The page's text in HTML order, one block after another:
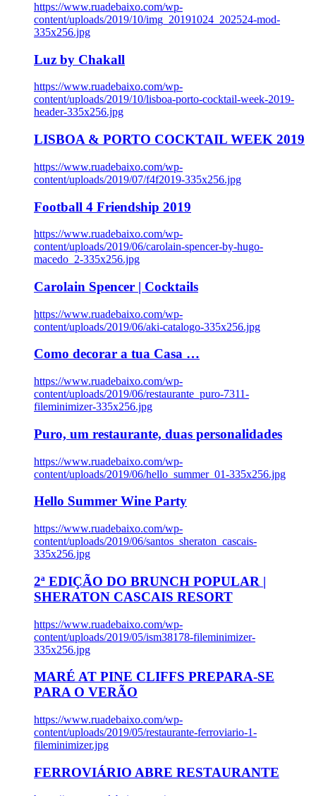
https://www.ruadebaixo.com/wp-
content/uploads/2019/10/img_20191024_202524-mod-
335x256.jpg
Luz by Chakall
https://www.ruadebaixo.com/wp-
content/uploads/2019/10/lisboa-porto-cocktail-week-2019-
header-335x256.jpg
LISBOA & PORTO COCKTAIL WEEK 2019
https://www.ruadebaixo.com/wp-
content/uploads/2019/07/f4f2019-335x256.jpg
Football 4 Friendship 2019
https://www.ruadebaixo.com/wp-
content/uploads/2019/06/carolain-spencer-by-hugo-
macedo_2-335x256.jpg
Carolain Spencer | Cocktails
https://www.ruadebaixo.com/wp-
content/uploads/2019/06/aki-catalogo-335x256.jpg
Como decorar a tua Casa …
https://www.ruadebaixo.com/wp-
content/uploads/2019/06/restaurante_puro-7311-
fileminimizer-335x256.jpg
Puro, um restaurante, duas personalidades
https://www.ruadebaixo.com/wp-
content/uploads/2019/06/hello_summer_01-335x256.jpg
Hello Summer Wine Party
https://www.ruadebaixo.com/wp-
content/uploads/2019/06/santos_sheraton_cascais-
335x256.jpg
2ª EDIÇÃO DO BRUNCH POPULAR |
SHERATON CASCAIS RESORT
https://www.ruadebaixo.com/wp-
content/uploads/2019/05/ism38178-fileminimizer-
335x256.jpg
MARÉ AT PINE CLIFFS PREPARA-SE
PARA O VERÃO
https://www.ruadebaixo.com/wp-
content/uploads/2019/05/restaurante-ferroviario-1-
fileminimizer.jpg
FERROVIÁRIO ABRE RESTAURANTE